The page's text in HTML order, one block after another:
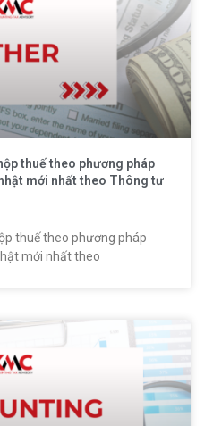
thuế theo phương pháp
mới nhất theo Thông tư
thuế theo phương pháp
mới nhất theo